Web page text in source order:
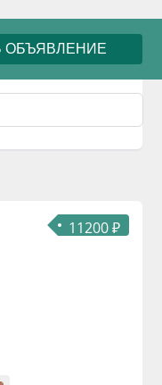
ОБЪЯВЛЕНИЕ
11200 ₽